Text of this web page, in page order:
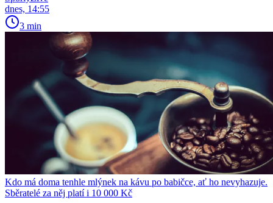
dnes, 14:55
3 min
Kdo má doma tenhle mlýnek na kávu po babičce, ať ho nevyhazuje.
Sběratelé za něj platí i 10 000 Kč